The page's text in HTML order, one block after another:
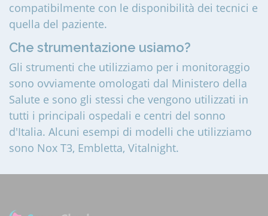
compatibilmente con le disponibilità dei tecnici e
quella del paziente.
Che strumentazione usiamo?
Gli strumenti che utilizziamo per i monitoraggio
sono ovviamente omologati dal Ministero della
Salute e sono gli stessi che vengono utilizzati in
tutti i principali ospedali e centri del sonno
d'Italia. Alcuni esempi di modelli che utilizziamo
sono Nox T3, Embletta, Vitalnight.